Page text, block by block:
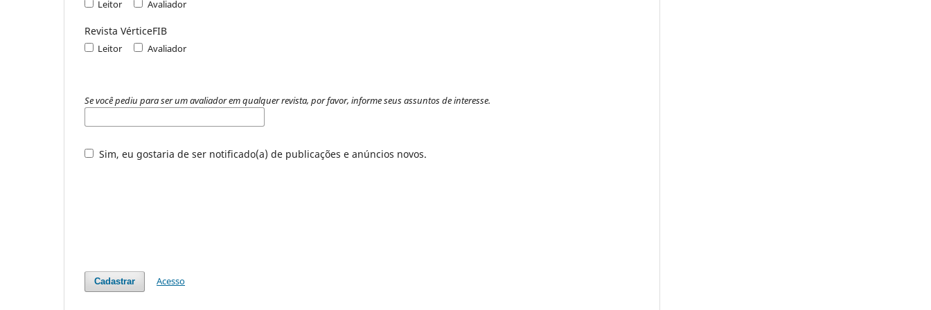
Leitor Avaliador
Revista VérticeFIB
Leitor Avaliador
Se você pediu para ser um avaliador em qualquer revista, por favor, informe seus assuntos de interesse.
Sim, eu gostaria de ser notificado(a) de publicações e anúncios novos.
Cadastrar Acesso